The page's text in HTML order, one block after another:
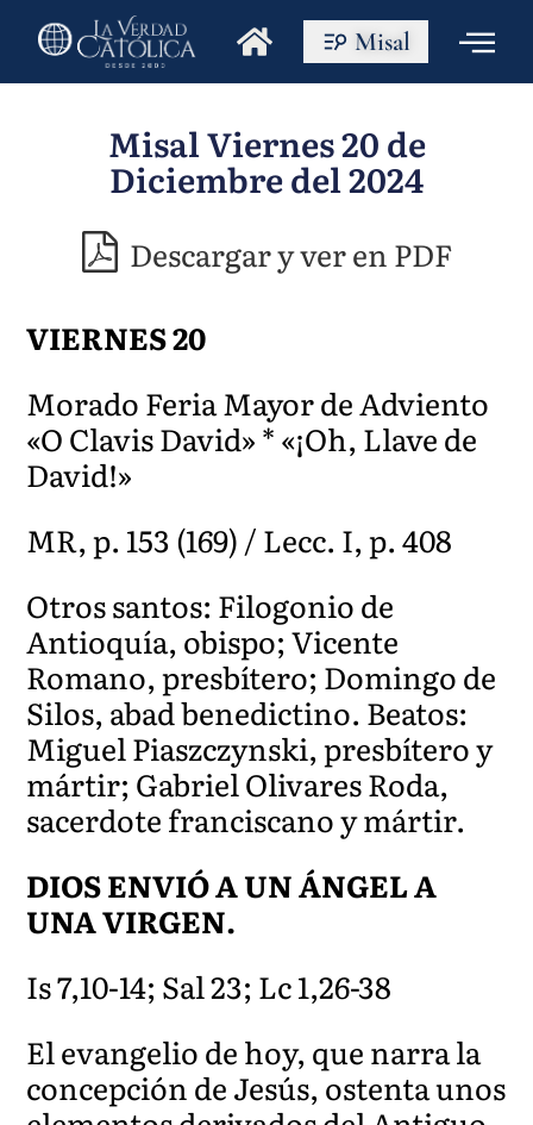
Misal
Misal Viernes 20 de
Diciembre del 2024
Descargar y ver en PDF
VIERNES 20
Morado Feria Mayor de Adviento
«O Clavis David» * «¡Oh, Llave de
David!»
MR, p. 153 (169) / Lecc. I, p. 408
Otros santos: Filogonio de
Antioquía, obispo; Vicente
Romano, presbítero; Domingo de
Silos, abad benedictino. Beatos:
Miguel Piaszczynski, presbítero y
mártir; Gabriel Olivares Roda,
sacerdote franciscano y mártir.
DIOS ENVIÓ A UN ÁNGEL A
UNA VIRGEN.
Is 7,10-14; Sal 23; Lc 1,26-38
El evangelio de hoy, que narra la
concepción de Jesús, ostenta unos